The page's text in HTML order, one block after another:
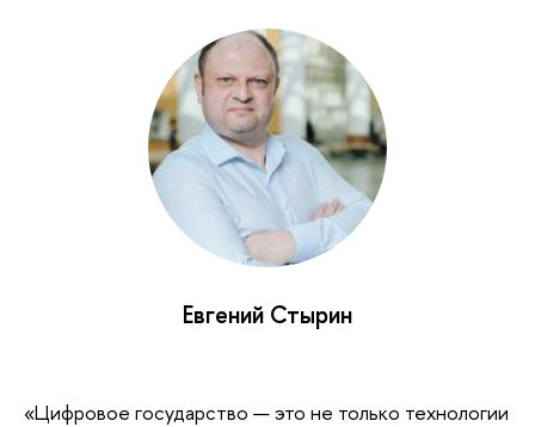
Евгений Стырин
«Цифровое государство — это не только технологии